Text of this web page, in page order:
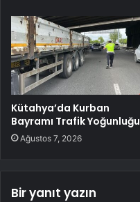
Kütahya’da Kurban
Bayramı Trafik Yoğunluğu
Ağustos 7, 2026
Bir yanıt yazın